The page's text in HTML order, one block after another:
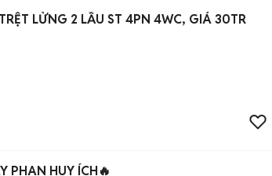
LỬNG 2 LẦU ST 4PN 4WC, GIÁ 30TR
PHAN HUY ÍCH🔥